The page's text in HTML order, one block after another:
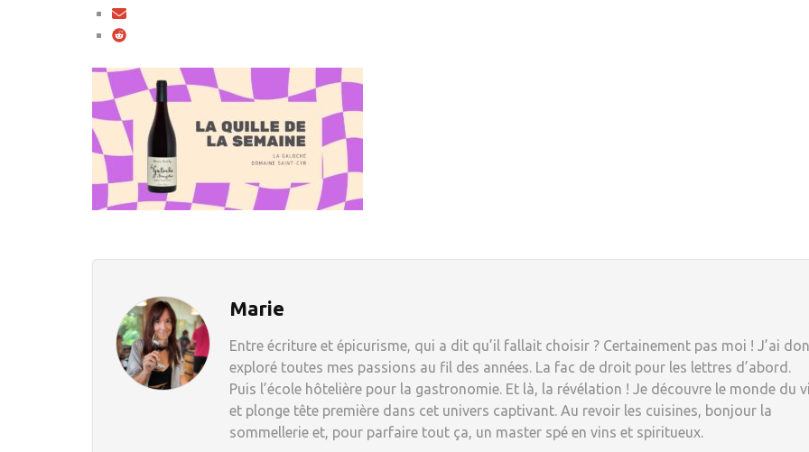
Marie
Entre écriture et épicurisme, qui a dit qu’il fallait choisir ? Certainement pas moi ! J’ai
exploré toutes mes passions au fil des années. La fac de droit pour les lettres d’abord.
Puis l’école hôtelière pour la gastronomie. Et là, la révélation ! Je découvre le monde du
et plonge tête première dans cet univers captivant. Au revoir les cuisines, bonjour la
sommellerie et, pour parfaire tout ça, un master spé en vins et spiritueux.